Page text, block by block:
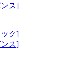
ス]
ク]
ス]